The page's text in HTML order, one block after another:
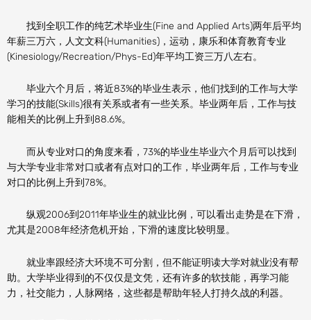
找到全职工作的纯艺术毕业生(Fine and Applied Arts)两年后平均
年薪三万六，人文文科(Humanities)，运动，康乐和体育教育专业
(Kinesiology/Recreation/Phys-Ed)年平均工资三万八左右。
毕业六个月后，将近83%的毕业生表示，他们找到的工作与大学
学习的技能(Skills)很有关系或者有一些关系。毕业两年后，工作与技
能相关的比例上升到88.6%。
而从专业对口的角度来看，73%的毕业生毕业六个月后可以找到
与大学专业非常对口或者有点对口的工作，毕业两年后，工作与专业
对口的比例上升到78%。
纵观2006到2011年毕业生的就业比例，可以看出走势是在下滑，
尤其是2008年经济危机开始，下滑的速度比较明显。
就业率跟经济大环境不可分割，但不能证明读大学对就业没有帮
助。大学毕业得到的不仅仅是文凭，还有许多的软技能，再学习能
力，社交能力，人脉网络，这些都是帮助年轻人打持久战的利器。